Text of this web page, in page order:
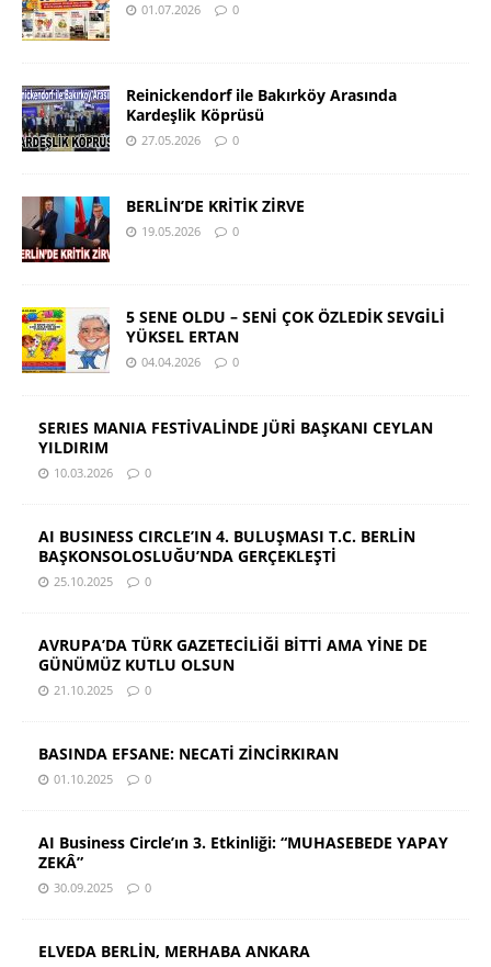
01.07.2026 0
Reinickendorf ile Bakırköy Arasında
Kardeşlik Köprüsü
27.05.2026 0
BERLİN’DE KRİTİK ZİRVE
19.05.2026 0
5 SENE OLDU – SENİ ÇOK ÖZLEDİK SEVGİLİ
YÜKSEL ERTAN
04.04.2026 0
SERIES MANIA FESTİVALİNDE JÜRİ BAŞKANI CEYLAN
YILDIRIM
10.03.2026 0
AI BUSINESS CIRCLE’IN 4. BULUŞMASI T.C. BERLİN
BAŞKONSOLOSLUĞU’NDA GERÇEKLEŞTİ
25.10.2025 0
AVRUPA’DA TÜRK GAZETECİLİĞİ BİTTİ AMA YİNE DE
GÜNÜMÜZ KUTLU OLSUN
21.10.2025 0
BASINDA EFSANE: NECATİ ZİNCİRKIRAN
01.10.2025 0
AI Business Circle’ın 3. Etkinliği: “MUHASEBEDE YAPAY
ZEKÂ”
30.09.2025 0
ELVEDA BERLİN, MERHABA ANKARA